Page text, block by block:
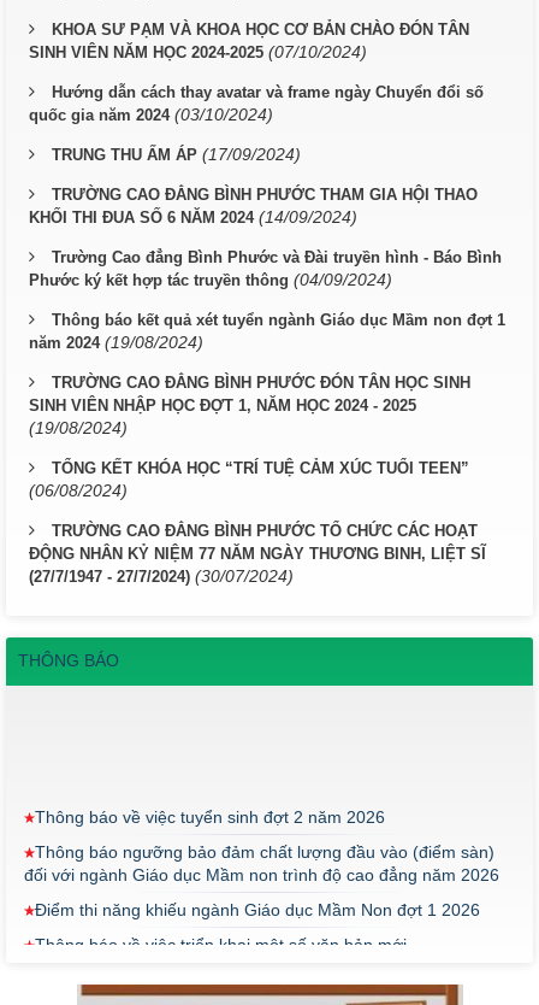
KHOA SƯ PẠM VÀ KHOA HỌC CƠ BẢN CHÀO ĐÓN TÂN
SINH VIÊN NĂM HỌC 2024-2025 (07/10/2024)
Hướng dẫn cách thay avatar và frame ngày Chuyển đổi số
quốc gia năm 2024 (03/10/2024)
TRUNG THU ẤM ÁP (17/09/2024)
TRƯỜNG CAO ĐẲNG BÌNH PHƯỚC THAM GIA HỘI THAO
KHỐI THI ĐUA SỐ 6 NĂM 2024 (14/09/2024)
Trường Cao đẳng Bình Phước và Đài truyền hình - Báo Bình
Phước ký kết hợp tác truyền thông (04/09/2024)
Thông báo kết quả xét tuyển ngành Giáo dục Mầm non đợt 1
năm 2024 (19/08/2024)
TRƯỜNG CAO ĐẲNG BÌNH PHƯỚC ĐÓN TÂN HỌC SINH
SINH VIÊN NHẬP HỌC ĐỢT 1, NĂM HỌC 2024 - 2025
(19/08/2024)
TỔNG KẾT KHÓA HỌC “TRÍ TUỆ CẢM XÚC TUỔI TEEN”
(06/08/2024)
TRƯỜNG CAO ĐẲNG BÌNH PHƯỚC TỔ CHỨC CÁC HOẠT
ĐỘNG NHÂN KỶ NIỆM 77 NĂM NGÀY THƯƠNG BINH, LIỆT SĨ
(27/7/1947 - 27/7/2024) (30/07/2024)
THÔNG BÁO
Thông báo ngưỡng bảo đảm chất lượng đầu vào (điểm sàn)
đối với ngành Giáo dục Mầm non trình độ cao đẳng năm 2026
Điểm thi năng khiếu ngành Giáo dục Mầm Non đợt 1 2026
Thông báo về việc triển khai một số văn bản mới
KHỐI Y DƯỢC NĂM 2026